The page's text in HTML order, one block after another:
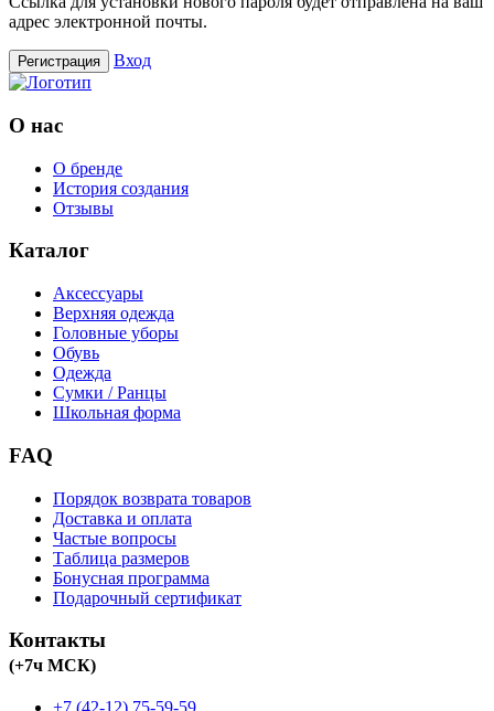
адрес электронной почты.
Регистрация Вход
О нас
О бренде
История создания
Отзывы
Каталог
Аксессуары
Верхняя одежда
Головные уборы
Обувь
Одежда
Сумки / Ранцы
Школьная форма
FAQ
Порядок возврата товаров
Доставка и оплата
Частые вопросы
Таблица размеров
Бонусная программа
Подарочный сертификат
Контакты
(+7ч МСК)
+7 (42-12) 75-59-59